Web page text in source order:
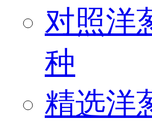
对照洋
种
精选洋